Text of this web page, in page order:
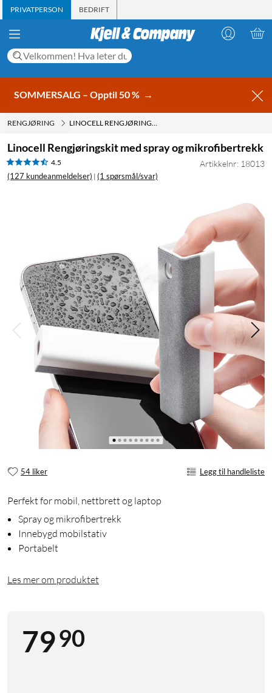
PRIVATPERSON BEDRIFT
SOMMERSALG – Opptil 50 % →
RENGJØRING LINOCELL RENGJØRINGSKIT MED SPRAY OG MIKROFIBERTREKK
Linocell Rengjøringskit med spray og mikrofibertrekk
4.5
(127 kundeanmeldelser) | (1 spørsmål/svar)
Artikkelnr: 18013
54 liker Legg til handleliste
Perfekt for mobil, nettbrett og laptop
Spray og mikrofibertrekk
Innebygd mobilstativ
Portabelt
Les mer om produktet
7990